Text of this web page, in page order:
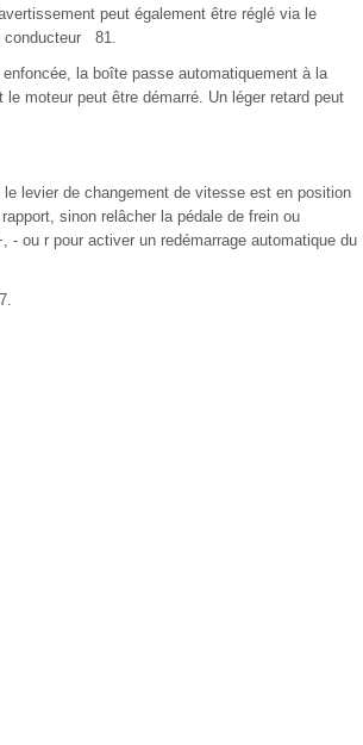
peut également être réglé via le
conducteur 81.
la boîte passe automatiquement à la
moteur peut être démarré. Un léger retard peut
levier de changement de vitesse est en position
sinon relâcher la pédale de frein ou
- ou r pour activer un redémarrage automatique du